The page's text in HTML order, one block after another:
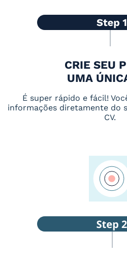
CRIE SEU
UMA
É super rápido e fácil!
informações diretamente do
CV.